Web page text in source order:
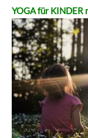
YOGA für KINDER